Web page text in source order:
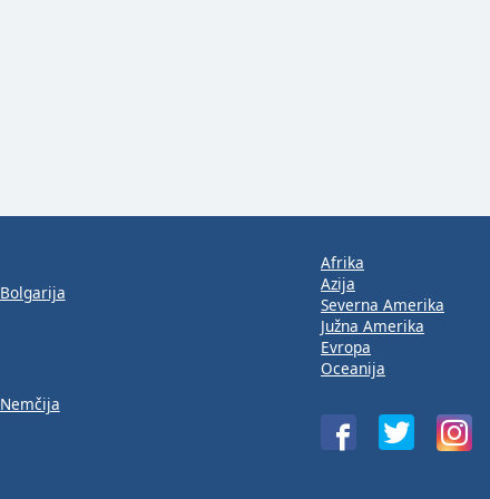
Bolgarija
Nemčija
Afrika
Azija
Severna Amerika
Južna Amerika
Evropa
Oceanija